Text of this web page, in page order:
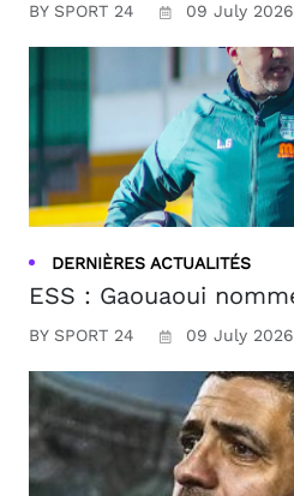
BY SPORT 24 09 July 2026
DERNIÈRES ACTUALITÉS
ESS : Gaouaoui
BY SPORT 24 09 July 2026